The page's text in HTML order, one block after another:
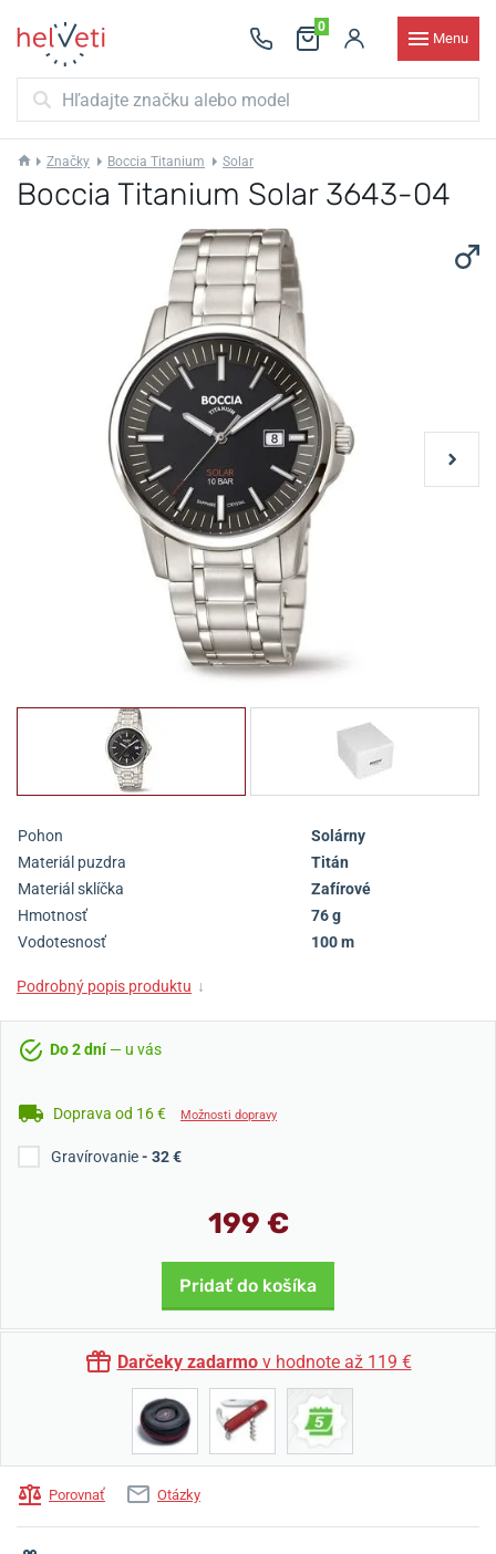
0
Menu
Značky Boccia Titanium Solar
Boccia Titanium Solar 3643-04
Pohon
Solárny
Materiál puzdra
Titán
Materiál sklíčka
Zafírové
Hmotnosť
76 g
Vodotesnosť
100 m
Podrobný popis produktu ↓
Do 2 dní— u vás
Doprava od 16 € Možnosti dopravy
Gravírovanie- 32 €
199 €
Pridať do košíka
Darčeky zadarmov hodnote až 119 €
Porovnať Otázky